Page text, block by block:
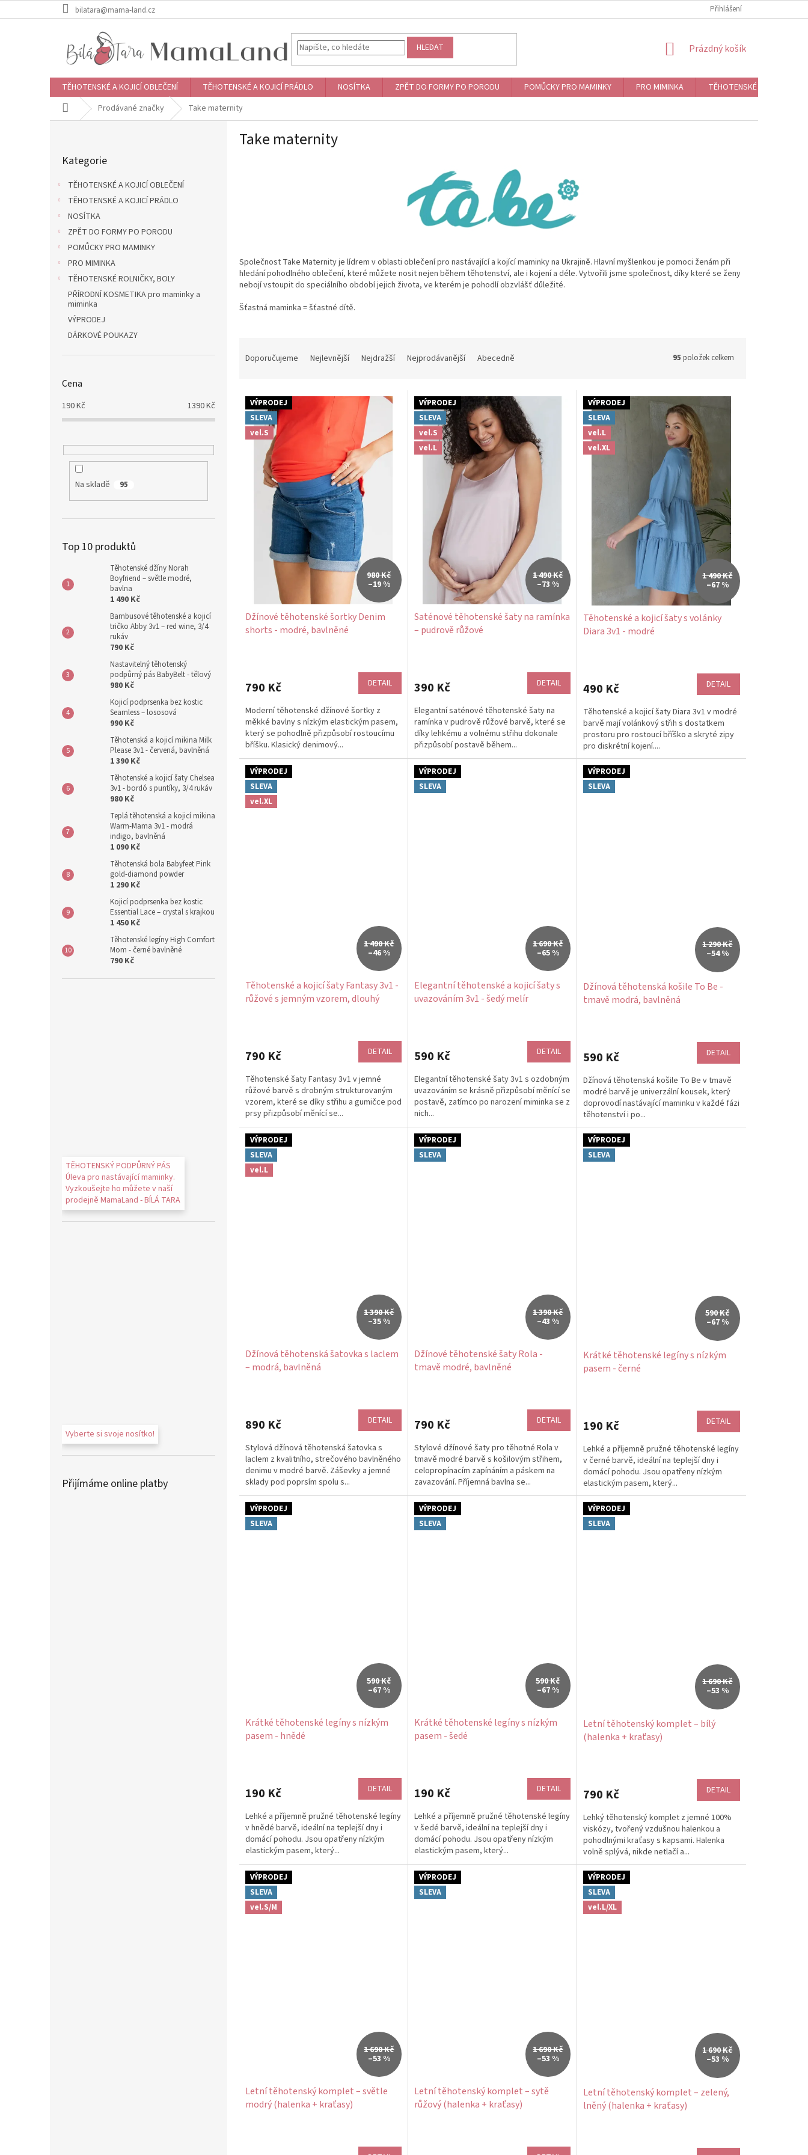
na
bilatara@mama-land.cz Přihlášení
HLEDAT
NÁKUPNÍ
Prázdný košík
TĚHOTENSKÉ A KOJICÍ OBLEČENÍ TĚHOTENSKÉ A KOJICÍ PRÁDLO NOSÍTKA ZPĚT DO FORMY PO PORODU POMŮCKY PRO MAMINKY PRO MIMINKA
TĚHOTENSKÉ ROLNIČKY,
Domů Prodávané značky Take maternity
kategorie
Kategorie
TĚHOTENSKÉ A KOJICÍ OBLEČENÍ
TĚHOTENSKÉ A KOJICÍ PRÁDLO
NOSÍTKA
ZPĚT DO FORMY PO PORODU
POMŮCKY PRO MAMINKY
PRO MIMINKA
TĚHOTENSKÉ ROLNIČKY, BOLY
PŘÍRODNÍ KOSMETIKA pro maminky a
miminka
VÝPRODEJ
DÁRKOVÉ POUKAZY
Cena
190Kč 1390Kč
Na skladě 95
Top 10 produktů
Těhotenské džíny Norah
Boyfriend – světle modré,
bavlna
1 490 Kč
Bambusové těhotenské a kojicí
tričko Abby 3v1 – red wine, 3/4
rukáv
790 Kč
Nastavitelný těhotenský
podpůrný pás BabyBelt - tělový
980 Kč
Kojicí podprsenka bez kostic
Seamless – lososová
990 Kč
Těhotenská a kojicí mikina Milk
Please 3v1 - červená, bavlněná
1 390 Kč
Těhotenské a kojicí šaty Chelsea
3v1 - bordó s puntíky, 3/4 rukáv
980 Kč
Teplá těhotenská a kojicí mikina
Warm-Mama 3v1 - modrá
indigo, bavlněná
1 090 Kč
Těhotenská bola Babyfeet Pink
gold-diamond powder
1 290 Kč
Kojicí podprsenka bez kostic
Essential Lace – crystal s krajkou
1 450 Kč
Těhotenské legíny High Comfort
Mom - černé bavlněné
790 Kč
TĚHOTENSKÝ PODPŮRNÝ PÁS
Úleva pro nastávající maminky.
Vyzkoušejte ho můžete v naší
prodejně MamaLand - BÍLÁ TARA
Vyberte si svoje nosítko!
Přijímáme online platby
Take maternity
Společnost Take Maternity je lídrem v oblasti oblečení pro nastávající a kojící maminky na Ukrajině. Hlavní myšlenkou je pomoci ženám při
hledání pohodlného oblečení, které můžete nosit nejen během těhotenství, ale i kojení a déle. Vytvořili jsme společnost, díky které se ženy
nebojí vstoupit do speciálního období jejich života, ve kterém je pohodlí obzvlášť důležité.
Šťastná maminka = šťastné dítě.
p
Doporučujeme Nejlevnější Nejdražší Nejprodávanější Abecedně 95 položek celkem
p
VÝPRODEJ
SLEVA
vel.S
980 Kč
–19 %
Džínové těhotenské šortky Denim
shorts - modré, bavlněné
790 Kč DETAIL
Moderní těhotenské džínové šortky z
měkké bavlny s nízkým elastickým pasem,
který se pohodlně přizpůsobí rostoucímu
bříšku. Klasický denimový...
VÝPRODEJ
SLEVA
vel.S
vel.L
1 490 Kč
–73 %
Saténové těhotenské šaty na ramínka
– pudrově růžové
390 Kč DETAIL
Elegantní saténové těhotenské šaty na
ramínka v pudrově růžové barvě, které se
díky lehkému a volnému střihu dokonale
přizpůsobí postavě během...
VÝPRODEJ
SLEVA
vel.L
vel.XL
1 490 Kč
–67 %
Těhotenské a kojicí šaty s volánky
Diara 3v1 - modré
490 Kč DETAIL
Těhotenské a kojicí šaty Diara 3v1 v modré
barvě mají volánkový střih s dostatkem
prostoru pro rostoucí bříško a skryté zipy
pro diskrétní kojení....
VÝPRODEJ
SLEVA
vel.XL
1 490 Kč
–46 %
Těhotenské a kojicí šaty Fantasy 3v1 -
růžové s jemným vzorem, dlouhý
790 Kč DETAIL
Těhotenské šaty Fantasy 3v1 v jemné
růžové barvě s drobným strukturovaným
vzorem, které se díky střihu a gumičce pod
prsy přizpůsobí měnící se...
VÝPRODEJ
SLEVA
1 690 Kč
–65 %
Elegantní těhotenské a kojicí šaty s
uvazováním 3v1 - šedý melír
590 Kč DETAIL
Elegantní těhotenské šaty 3v1 s ozdobným
uvazováním se krásně přizpůsobí měnící se
postavě, zatímco po narození miminka se z
nich...
VÝPRODEJ
SLEVA
1 290 Kč
–54 %
Džínová těhotenská košile To Be -
tmavě modrá, bavlněná
590 Kč DETAIL
Džínová těhotenská košile To Be v tmavě
modré barvě je univerzální kousek, který
doprovodí nastávající maminku v každé fázi
těhotenství i po...
VÝPRODEJ
SLEVA
vel.L
1 390 Kč
–35 %
Džínová těhotenská šatovka s laclem
– modrá, bavlněná
890 Kč DETAIL
Stylová džínová těhotenská šatovka s
laclem z kvalitního, strečového bavlněného
denimu v modré barvě. Záševky a jemné
sklady pod poprsím spolu s...
VÝPRODEJ
SLEVA
1 390 Kč
–43 %
Džínové těhotenské šaty Rola -
tmavě modré, bavlněné
790 Kč DETAIL
Stylové džínové šaty pro těhotné Rola v
tmavě modré barvě s košilovým střihem,
celopropínacím zapínáním a páskem na
zavazování. Příjemná bavlna se...
VÝPRODEJ
SLEVA
590 Kč
–67 %
Krátké těhotenské legíny s nízkým
pasem - černé
190 Kč DETAIL
Lehké a příjemně pružné těhotenské legíny
v černé barvě, ideální na teplejší dny i
domácí pohodu. Jsou opatřeny nízkým
elastickým pasem, který...
VÝPRODEJ
SLEVA
590 Kč
–67 %
Krátké těhotenské legíny s nízkým
pasem - hnědé
190 Kč DETAIL
Lehké a příjemně pružné těhotenské legíny
v hnědé barvě, ideální na teplejší dny i
domácí pohodu. Jsou opatřeny nízkým
elastickým pasem, který...
VÝPRODEJ
SLEVA
590 Kč
–67 %
Krátké těhotenské legíny s nízkým
pasem - šedé
190 Kč DETAIL
Lehké a příjemně pružné těhotenské legíny
v šedé barvě, ideální na teplejší dny i
domácí pohodu. Jsou opatřeny nízkým
elastickým pasem, který...
VÝPRODEJ
SLEVA
1 690 Kč
–53 %
Letní těhotenský komplet – bílý
(halenka + kraťasy)
790 Kč DETAIL
Lehký těhotenský komplet z jemné 100%
viskózy, tvořený vzdušnou halenkou a
pohodlnými kraťasy s kapsami. Halenka
volně splývá, nikde netlačí a...
VÝPRODEJ
SLEVA
vel.S/M
1 690 Kč
–53 %
Letní těhotenský komplet – světle
modrý (halenka + kraťasy)
VÝPRODEJ
SLEVA
1 690 Kč
–53 %
Letní těhotenský komplet – sytě
růžový (halenka + kraťasy)
VÝPRODEJ
SLEVA
vel.L/XL
1 690 Kč
–53 %
Letní těhotenský komplet – zelený,
lněný (halenka + kraťasy)